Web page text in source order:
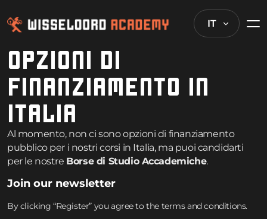
IT
OPZIONI DI
FINANZIAMENTO IN
ITALIA
Al momento, non ci sono opzioni di finanziamento
pubblico per i nostri corsi in Italia, ma puoi candidarti
per le nostre Borse di Studio Accademiche.
Join our newsletter
By clicking “Register” you agree to the terms and conditions.